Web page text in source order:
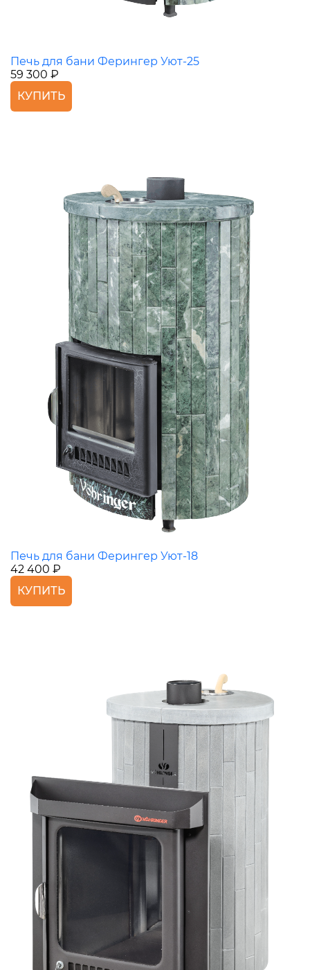
Печь для бани Ферингер Уют-25
59 300 ₽
КУПИТЬ
Печь для бани Ферингер Уют-18
42 400 ₽
КУПИТЬ